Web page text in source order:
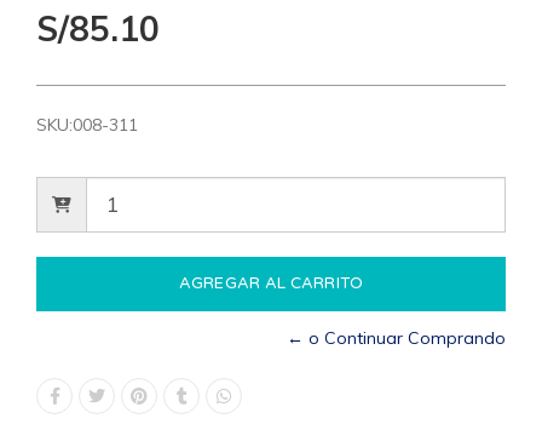
S/85.10
SKU:008-311
← o Continuar Comprando